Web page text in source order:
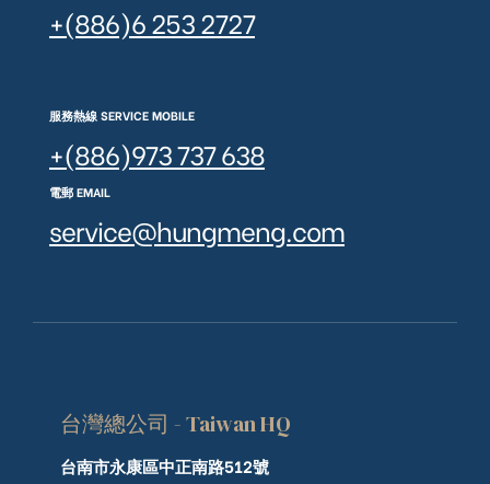
+(886)6 253 2727
服務熱線 SERVICE MOBILE
+(886)973 737 638
電郵 EMAIL
service@hungmeng.com
台灣總公司 - Taiwan HQ
台南市永康區中正南路512號